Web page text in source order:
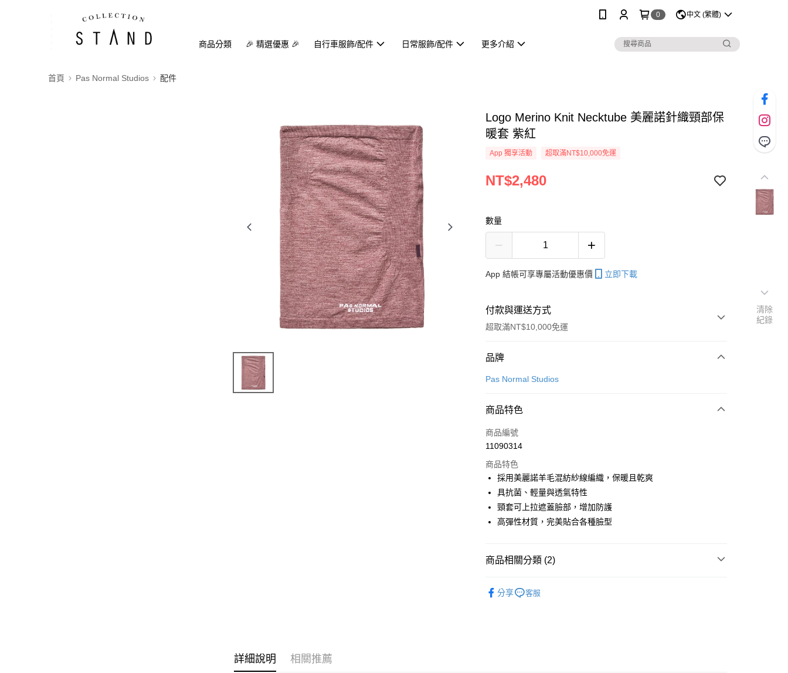
0 中文 (繁體)
商品分類 🎉 精選優惠 🎉 自行車服飾/配件 日常服飾/配件 更多介紹
首頁 Pas Normal Studios 配件
Logo Merino Knit Necktube 美麗諾針織頸部保
暖套 紫紅
App 獨享活動 超取滿NT$10,000免運
NT$2,480
數量
App 結帳可享專屬活動優惠價 立即下載
付款與運送方式
超取滿NT$10,000免運
付款方式
信用卡一次付款
Apple Pay
Google Pay
運送方式
全家店到店
付款後全家取貨
7-11店到店
品牌
Pas Normal Studios
商品特色
商品編號
11090314
商品特色
採用美麗諾羊毛混紡紗線編織，保暖且乾爽
具抗菌、輕量與透氣特性
頸套可上拉遮蓋臉部，增加防護
高彈性材質，完美貼合各種臉型
商品相關分類 (2)
分享 客服
詳細說明 相關推薦
清除
紀錄